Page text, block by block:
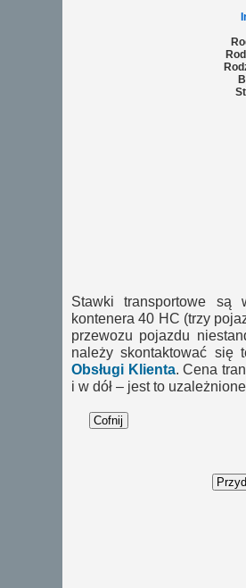
Stawki transportowe są
kontenera 40 HC (trzy
przewozu pojazdu
należy skontaktować
Obsługi Klienta. Cena
i w dół – jest to